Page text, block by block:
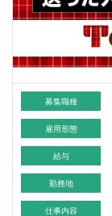
募集職種
雇用形態
給与
勤務地
仕事内容